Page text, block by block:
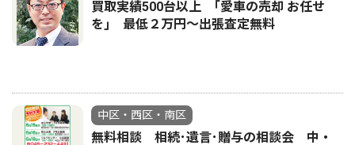
買取実績500台以上 ｢愛車の売却 お任せ
を｣ 最低２万円〜出張査定無料
中区・西区・南区
無料相談 相続･遺言･贈与の相談会 中・